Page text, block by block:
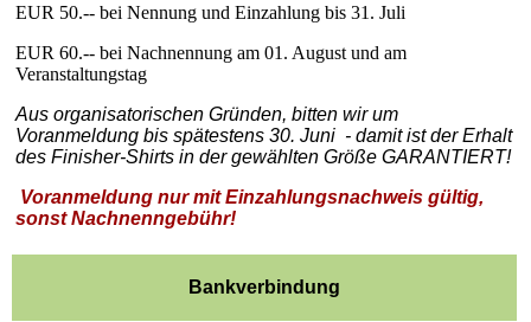
EUR 50.-- bei Nennung und Einzahlung bis 31. Juli
EUR 60.-- bei Nachnennung am 01. August und am
Veranstaltungstag
Aus organisatorischen Gründen, bitten wir um
Voranmeldung bis spätestens 30. Juni - damit ist der Erhalt
des Finisher-Shirts in der gewählten Größe GARANTIERT!
Voranmeldung nur mit Einzahlungsnachweis gültig,
sonst Nachnenngebühr!
Bankverbindung